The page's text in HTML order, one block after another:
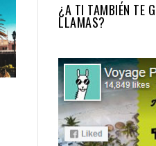
¿A TI TAMBIÉN TE
LLAMAS?